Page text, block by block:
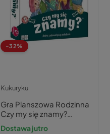
-32%
Kukuryku
Gra Planszowa Rodzinna
Czy my się znamy?
Kukuryku
Dostawa jutro